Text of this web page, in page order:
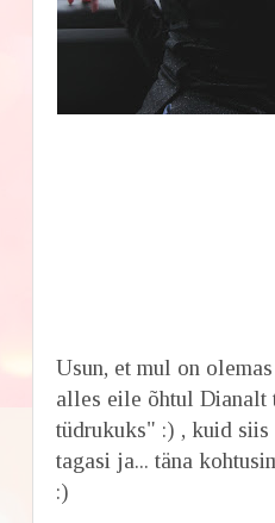
Usun, et mul on
alles eile õhtul Dianalt
tüdrukuks" :) , kuid siis
tagasi ja... täna
:)